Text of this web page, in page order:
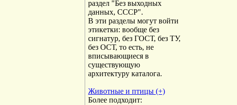
раздел "Без выходных
данных, СССР".
В эти разделы могут войти
этикетки: вообще без
сигнатур, без ГОСТ, без ТУ,
без ОСТ, то есть, не
вписывающиеся в
существующую
архитектуру каталога.
Животные и птицы (+)
Более подходит: